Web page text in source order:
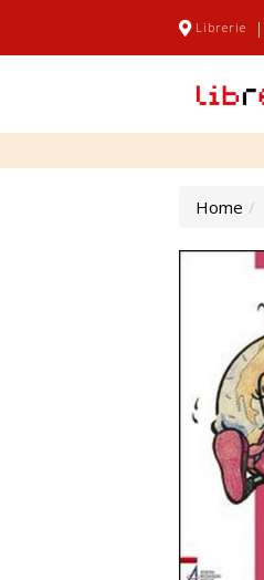
Librerie |
Home